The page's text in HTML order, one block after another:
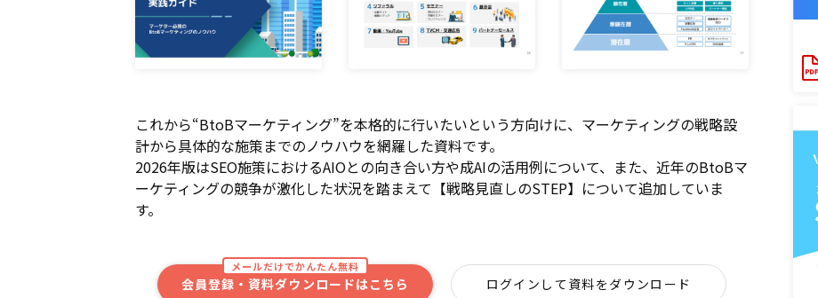
これから“BtoBマーケティング”を本格的に行いたいという方向けに、マーケティングの戦略設
計から具体的な施策までのノウハウを網羅した資料です。
2026年版はSEO施策におけるAIOとの向き合い方や成AIの活用例について、また、近年のBtoBマ
ーケティングの競争が激化した状況を踏まえて【戦略見直しのSTEP】について追加していま
す。
メールだけでかんたん無料
会員登録・資料ダウンロードはこちら ログインして資料をダウンロード